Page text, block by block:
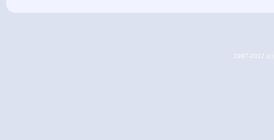
1997-2017